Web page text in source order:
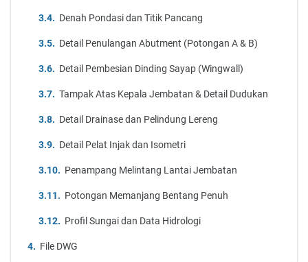
Denah Pondasi dan Titik Pancang
Detail Penulangan Abutment (Potongan A & B)
Detail Pembesian Dinding Sayap (Wingwall)
Tampak Atas Kepala Jembatan & Detail Dudukan
Detail Drainase dan Pelindung Lereng
Detail Pelat Injak dan Isometri
Penampang Melintang Lantai Jembatan
Potongan Memanjang Bentang Penuh
Profil Sungai dan Data Hidrologi
File DWG